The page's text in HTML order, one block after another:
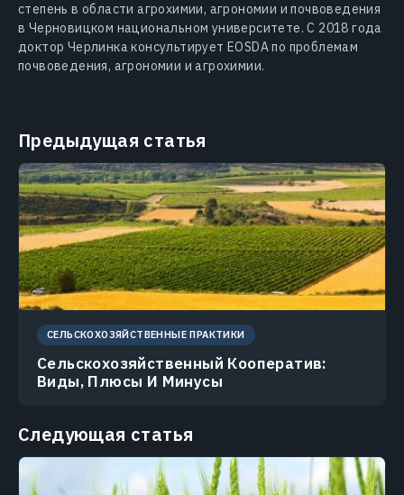
степень в области агрохимии, агрономии и почвоведения
в Черновицком национальном университете. С 2018 года
доктор Черлинка консультирует EOSDA по проблемам
почвоведения, агрономии и агрохимии.
Предыдущая статья
СЕЛЬСКОХОЗЯЙСТВЕННЫЕ ПРАКТИКИ
Сельскохозяйственный Кооператив:
Виды, Плюсы И Минусы
Следующая статья